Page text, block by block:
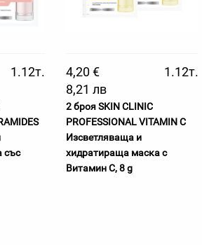
1.12т.
със
4,20 €
1.12т.
8,21 лв
2 броя SKIN CLINIC
PROFESSIONAL VITAMIN C
Изсветляваща и
хидратираща маска с
Витамин С, 8 g